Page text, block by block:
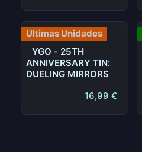
Ultimas Unidades
YGO - 25TH
ANNIVERSARY TIN:
DUELING MIRRORS
16,99 €